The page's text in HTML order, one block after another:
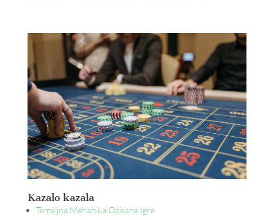
Kazalo kazala
Temeljna Mehanika Opisane Igre